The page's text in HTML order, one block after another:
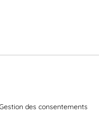
des consentements